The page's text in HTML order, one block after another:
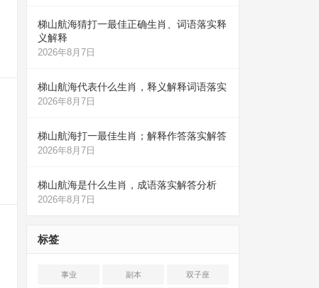
梯山航海猜打一最佳正确生肖、词语落实释
义解释
2026年8月7日
梯山航海代表什么生肖，释义解释词语落实
2026年8月7日
梯山航海打一最佳生肖；解释作答落实解答
2026年8月7日
梯山航海是什么生肖，成语落实解答分析
2026年8月7日
标签
事业 副本 双子座